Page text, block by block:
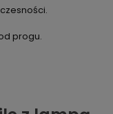
progu.